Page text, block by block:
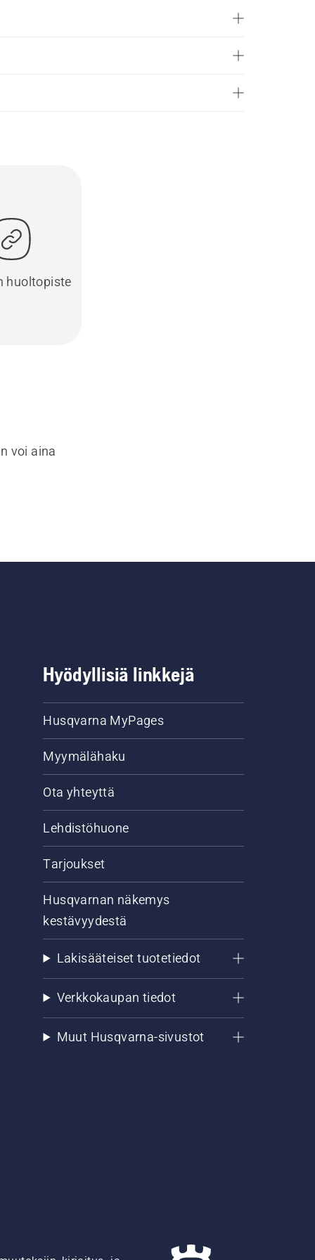
huoltopiste
voi aina
Hyödyllisiä linkkejä
Husqvarna MyPages
Myymälähaku
Ota yhteyttä
Lehdistöhuone
Tarjoukset
Husqvarnan näkemys
kestävyydestä
Lakisääteiset tuotetiedot
Verkkokaupan tiedot
Muut Husqvarna-sivustot